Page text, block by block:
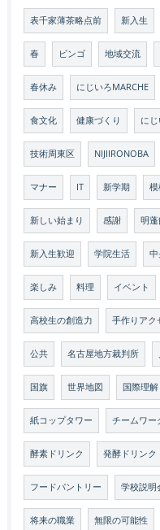
表千家薄茶略点前 新入生
春 ビンゴ 地域交流
春休み にじいろMARCHE
食文化 健康づくり に
技術周東区 NIJIIRONOBA
マナー IT 新学期 模
新しい始まり 感謝 明
新入生歓迎 学院生活
楽しみ 料理 イベント
高校生の創造力 手作りアク
公共 名古屋地方裁判所
国旗 世界地図 国際理解
紙コップタワー チームワー
酵素ドリンク 発酵ドリンク
フードパントリー 学校説明
将来の職業 無限の可能性